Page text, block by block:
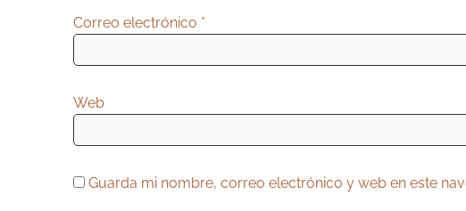
Correo electrónico *
Web
Guarda mi nombre, correo electrónico y web en este